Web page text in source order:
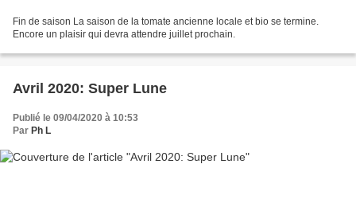
Fin de saison La saison de la tomate ancienne locale et bio se termine.
Encore un plaisir qui devra attendre juillet prochain.
Avril 2020: Super Lune
Publié le 09/04/2020 à 10:53
Par Ph L